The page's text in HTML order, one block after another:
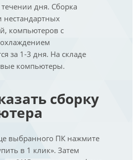
дня. Сборка
компьютеров с
за 1-3 дня. На складе
компьютеры.
сборку
выбранного ПК нажмите
в 1 клик». Затем